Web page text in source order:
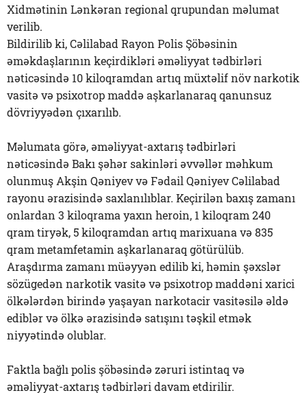
Xidmətinin Lənkəran regional qrupundan məlumat
verilib.
Bildirilib ki, Cəlilabad Rayon Polis Şöbəsinin
əməkdaşlarının keçirdikləri əməliyyat tədbirləri
nəticəsində 10 kiloqramdan artıq müxtəlif növ narkotik
vasitə və psixotrop maddə aşkarlanaraq qanunsuz
dövriyyədən çıxarılıb.
Məlumata görə, əməliyyat-axtarış tədbirləri
nəticəsində Bakı şəhər sakinləri əvvəllər məhkum
olunmuş Akşin Qəniyev və Fədail Qəniyev Cəlilabad
rayonu ərazisində saxlanılıblar. Keçirilən baxış zamanı
onlardan 3 kiloqrama yaxın heroin, 1 kiloqram 240
qram tiryək, 5 kiloqramdan artıq marixuana və 835
qram metamfetamin aşkarlanaraq götürülüb.
Araşdırma zamanı müəyyən edilib ki, həmin şəxslər
sözügedən narkotik vasitə və psixotrop maddəni xarici
ölkələrdən birində yaşayan narkotacir vasitəsilə əldə
ediblər və ölkə ərazisində satışını təşkil etmək
niyyətində olublar.
Faktla bağlı polis şöbəsində zəruri istintaq və
əməliyyat-axtarış tədbirləri davam etdirilir.